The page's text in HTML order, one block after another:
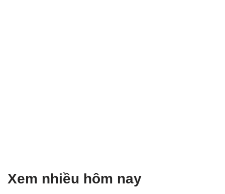
Xem nhiều hôm nay